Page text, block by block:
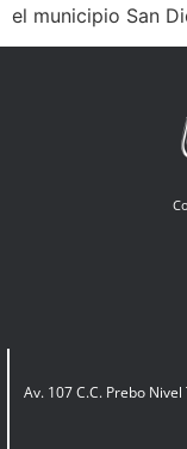
el municipio San
Av. 107 C.C. Prebo